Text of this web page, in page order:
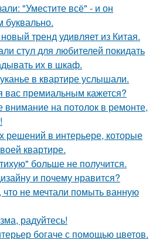
"Уместите всё" - и он
буквально.
тренд удивляет из Китая.
стул для любителей покидать
их в шкаф.
в квартире услышали.
вас премиальным кажется?
на потолок в ремонте,
решений в интерьере, которые
квартире.
больше не получится.
и почему нравится?
что не мечтали помыть ванную
радуйтесь!
богаче с помощью цветов.